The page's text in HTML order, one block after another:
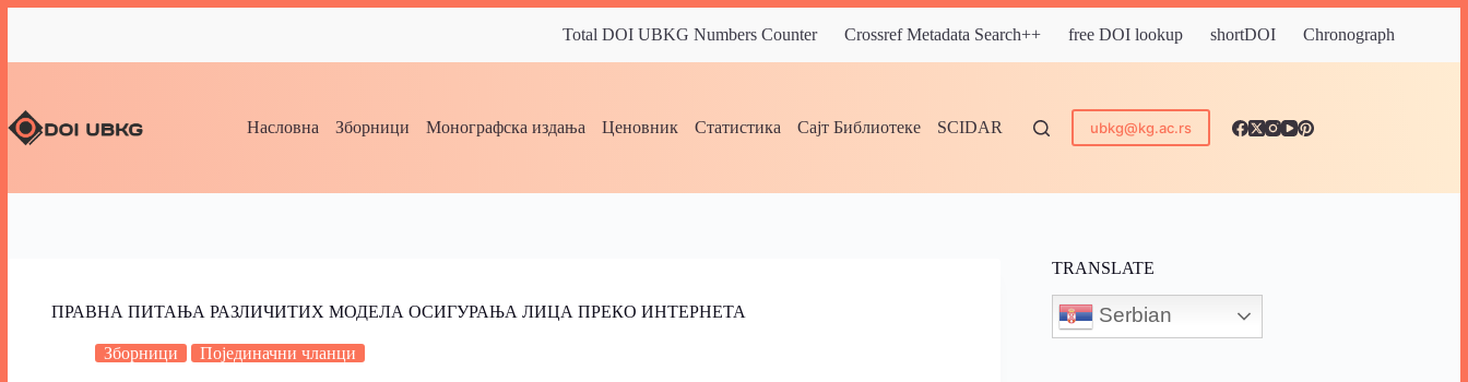
Total DOI UBKG Numbers Counter Crossref Metadata Search++ free DOI lookup shortDOI Chronograph
Насловна Зборници Монографска издања Ценовник Статистика Сајт Библиотеке SCIDAR ubkg@kg.ac.rs
ПРАВНА ПИТАЊА РАЗЛИЧИТИХ МОДЕЛА ОСИГУРАЊА ЛИЦА ПРЕКО ИНТЕРНЕТА
Зборници Појединачни чланци
TRANSLATE
Serbian